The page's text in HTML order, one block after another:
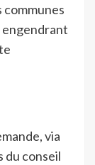
communes
engendrant
via
du conseil